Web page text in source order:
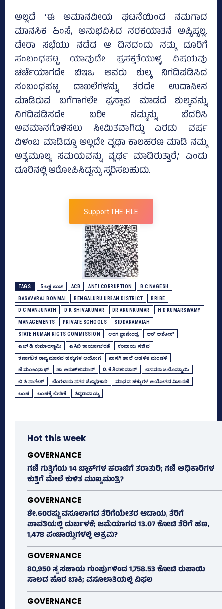
ಅಲ್ಲದೆ ‘ಈ ಅಮಾನವೀಯ ಘಟನೆಯಿಂದ ನಮಗಾದ
ಮಾನಸಿಕ ಹಿಂಸೆ, ಅನುಭವಿಸಿದ ನರಕಯಾತನೆ ಅಷ್ಟಿಷ್ಟಲ್ಲ.
ಡೇರಾ ಸಭೆಯು ನಡೆದ ಆ ದಿನದಂದು ನಮ್ಮ ದೂರಿಗೆ
ಸಂಬಂಧಪಟ್ಟ ಯಾವುದೇ ಪ್ರಸಕ್ತತೆಯುಳ್ಳ ವಿಷಯವು
ಚರ್ಚೆಯಾಗದೇ ಬಿಇಒ ಅವರು ಶುಲ್ಕ ನಿಗದಿಪಡಿಸಿದ
ಸಂಬಂಧಪಟ್ಟ ದಾಖಲೆಗಳನ್ನು ತರದೇ ಉದಾಸೀನ
ಮಾಡಿರುವ ಬಗೆಗಾಗಲೇ ಪ್ರಸ್ತಾಪ ಮಾಡದೆ ಶುಲ್ಕವನ್ನು
ನಿಗದಿಪಡಿಸದೇ ಬರೀ ನಮ್ಮನ್ನು ಬೆದರಿಸಿ
ಅವಮಾನಗೊಳಿಸಲು ಸೀಮಿತವಾಗಿದ್ದು ಎರಡು ವರ್ಷ
ವಿಳಂಬ ಮಾಡಿದ್ದೂ ಅಲ್ಲದೇ ವೃಥಾ ಕಾಲಹರಣ ಮಾಡಿ ನಮ್ಮ
ಅತ್ಯಮೂಲ್ಯ ಸಮಯವನ್ನು ವ್ಯರ್ಥ ಮಾಡಿರುತ್ತಾರೆ,’ ಎಂದು
ದೂರಿನಲ್ಲಿ ಆರೋಪಿಸಿದ್ದನ್ನು ಸ್ಮರಿಸಬಹುದು.
Support THE-FILE
TAGS 5 ಲಕ್ಷ ಲಂಚ ACB ANTI CORRUPTION B C NAGESH
BASAVARAJ BOMMAI BENGALURU URBAN DISTRICT BRIBE
D C MANJUNATH D K SHIVAKUMAR DR ARUNKUMAR H D KUMARSWAMY
MANAGEMENTS PRIVATE SCHOOLS SIDDARAMAIAH
STATE HUMAN RIGTS COMMISSION ಆರಗ ಜ್ಞಾನೇಂದ್ರ ಆರ್‌ ಅಶೋಕ್‌
ಎಚ್‌ ಡಿ ಕುಮಾರಸ್ವಾಮಿ ಎಸಿಬಿ ಕಾರ್ಯಾಚರಣೆ ಕಂದಾಯ ಸಚಿವ
ಕರ್ನಾಟಕ ರಾಜ್ಯ ಮಾನವ ಹಕ್ಕುಗಳ ಆಯೋಗ ಖಾಸಗಿ ಶಾಲೆ ಆಡಳಿತ ಮಂಡಳಿ
ಜೆ ಮಂಜುನಾಥ್‌ ಡಾ ಅರುಣ್‌ಕುಮಾರ್‌ ಡಿ ಕೆ ಶಿವಕುಮಾರ್ ಬಸವರಾಜ ಬೊಮ್ಮಾಯಿ
ಬಿ ಸಿ ನಾಗೇಶ್‌ ಬೆಂಗಳೂರು ನಗರ ಜಿಲ್ಲಾಧಿಕಾರಿ ಮಾನವ ಹಕ್ಕುಗಳ ಆಯೋಗದ ವಿಚಾರಣೆ
ಲಂಚ ಲಂಚಕ್ಕೆ ಬೇಡಿಕೆ ಸಿದ್ದರಾಮಯ್ಯ
Hot this week
GOVERNANCE
ಗಣಿ ಗುತ್ತಿಗೆಯ 14 ಬ್ಲಾಕ್‌ಗಳ ಹರಾಜಿಗೆ ತರಾತುರಿ; ಗಣಿ ಅಧಿಕಾರಿಗಳ
ಕುತ್ತಿಗೆ ಮೇಲೆ ಕುಳಿತ ಮುಖ್ಯಮಂತ್ರಿ?
GOVERNANCE
ಶೇ.60ರಷ್ಟು ವಸೂಲಾಗದ ತೆರಿಗೆಯೇತರ ಆದಾಯ, ತೆರಿಗೆ
ಪಾವತಿಯಲ್ಲಿ ದುರ್ಬಳಕೆ; ಜಮೆಯಾಗದ 13.07 ಕೋಟಿ ತೆರಿಗೆ ಹಣ,
1,478 ಪಂಚಾಯ್ತಿಗಳಲ್ಲಿ ಅಕ್ರಮ?
GOVERNANCE
80,950 ಸ್ವ ಸಹಾಯ ಗುಂಪುಗಳಿಂದ 1,758.53 ಕೋಟಿ ರುಪಾಯಿ
ಸಾಲದ ಹೊರ ಬಾಕಿ; ವಸೂಲಾತಿಯಲ್ಲಿ ವಿಫಲ
GOVERNANCE